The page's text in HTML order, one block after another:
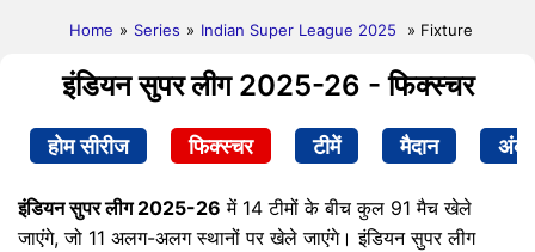
Home » Series » Indian Super League 2025 » Fixture
इंडियन सुपर लीग 2025-26 - फिक्स्चर
होम सीरीज फिक्स्चर टीमें मैदान अंक
इंडियन सुपर लीग 2025-26 में 14 टीमों के बीच कुल 91 मैच खेले
जाएंगे, जो 11 अलग-अलग स्थानों पर खेले जाएंगे। इंडियन सुपर लीग